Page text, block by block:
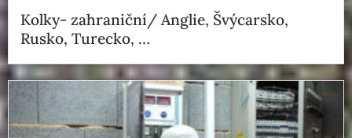
Kolky- zahraniční/ Anglie, Švýcarsko,
Rusko, Turecko, …